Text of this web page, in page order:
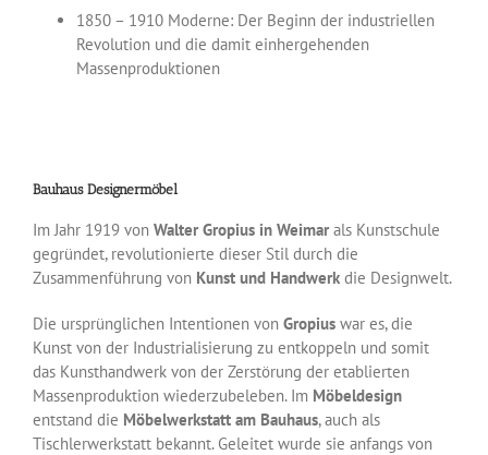
1850 – 1910 Moderne: Der Beginn der industriellen
Revolution und die damit einhergehenden
Massenproduktionen
Bauhaus Designermöbel
Im Jahr 1919 von Walter Gropius in Weimarals Kunstschule
gegründet, revolutionierte dieser Stil durch die
Zusammenführung von Kunst und Handwerkdie Designwelt.
Die ursprünglichen Intentionen von Gropiuswar es, die
Kunst von der Industrialisierung zu entkoppeln und somit
das Kunsthandwerk von der Zerstörung der etablierten
Massenproduktion wiederzubeleben. Im Möbeldesign
entstand die Möbelwerkstatt am Bauhaus, auch als
Tischlerwerkstatt bekannt. Geleitet wurde sie anfangs von